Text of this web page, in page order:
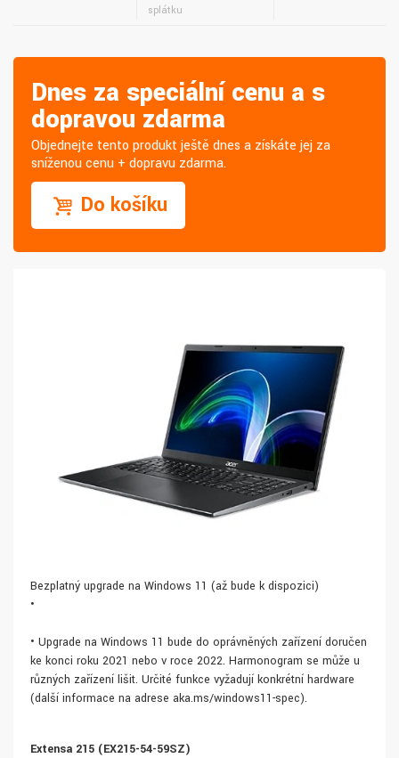
splátku
Dnes za speciální cenu a s
dopravou zdarma
Objednejte tento produkt ještě dnes a získáte jej za
sníženou cenu + dopravu zdarma.
Do košíku
Bezplatný upgrade na Windows 11 (až bude k dispozici)
•
• Upgrade na Windows 11 bude do oprávněných zařízení doručen
ke konci roku 2021 nebo v roce 2022. Harmonogram se může u
různých zařízení lišit. Určité funkce vyžadují konkrétní hardware
(další informace na adrese aka.ms/windows11-spec).
Extensa 215 (EX215-54-59SZ)